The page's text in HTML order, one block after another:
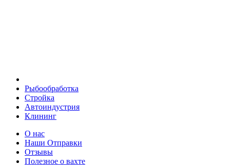
Рыбообработка
Стройка
Автоиндустрия
Клининг
О нас
Наши Отправки
Отзывы
Полезное о вахте